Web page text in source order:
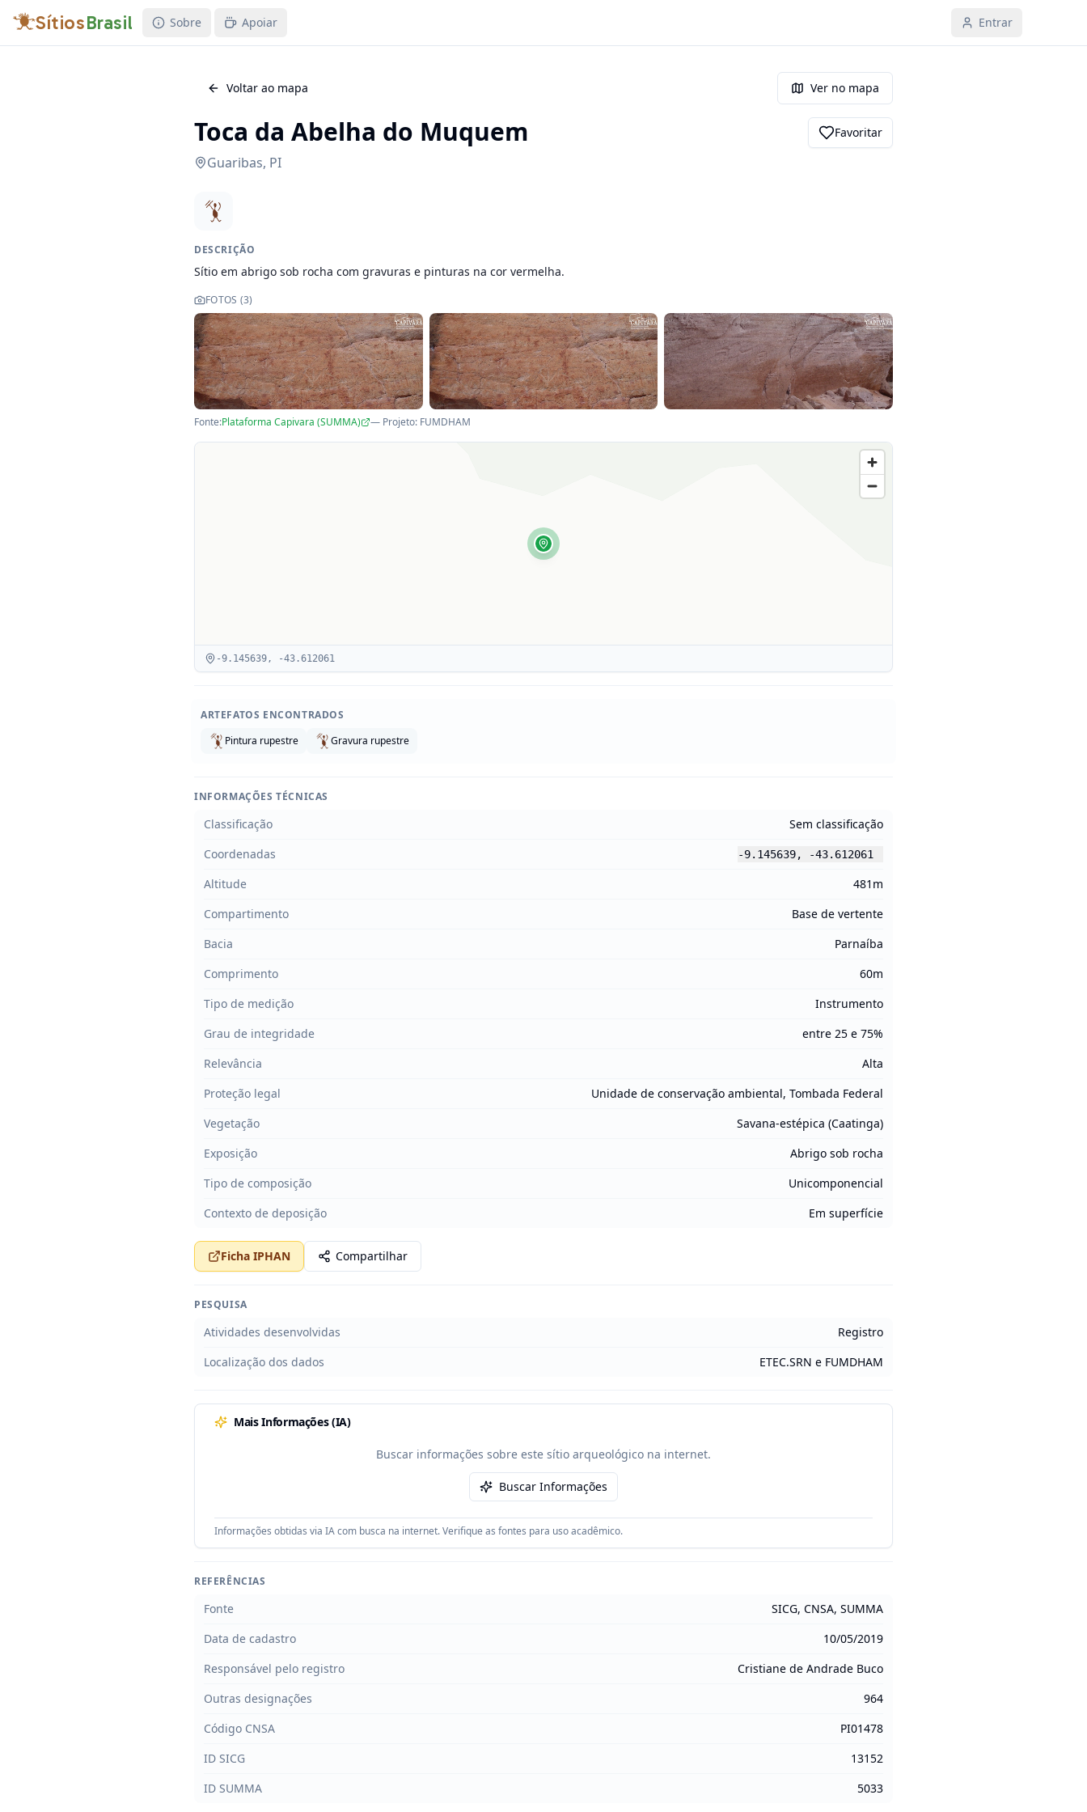
SítiosBrasil Sobre Apoiar Entrar
Voltar ao mapa Ver no mapa
Toca da Abelha do Muquem
Guaribas, PI
Favoritar
DESCRIÇÃO
Sítio em abrigo sob rocha com gravuras e pinturas na cor vermelha.
FOTOS (3)
Fonte:Plataforma Capivara (SUMMA) — Projeto: FUMDHAM
-9.145639, -43.612061
ARTEFATOS ENCONTRADOS
Pintura rupestre
Gravura rupestre
INFORMAÇÕES TÉCNICAS
Classificação
Sem classificação
Coordenadas
-9.145639, -43.612061
Altitude
481m
Compartimento
Base de vertente
Bacia
Parnaíba
Comprimento
60m
Tipo de medição
Instrumento
Grau de integridade
entre 25 e 75%
Relevância
Alta
Proteção legal
Unidade de conservação ambiental, Tombada Federal
Vegetação
Savana-estépica (Caatinga)
Exposição
Abrigo sob rocha
Tipo de composição
Unicomponencial
Contexto de deposição
Em superfície
Ficha IPHAN Compartilhar
PESQUISA
Atividades desenvolvidas
Registro
Localização dos dados
ETEC.SRN e FUMDHAM
Mais Informações (IA)
Buscar informações sobre este sítio arqueológico na internet.
Buscar Informações
Informações obtidas via IA com busca na internet. Verifique as fontes para uso acadêmico.
REFERÊNCIAS
Fonte
SICG, CNSA, SUMMA
Data de cadastro
10/05/2019
Responsável pelo registro
Cristiane de Andrade Buco
Outras designações
964
Código CNSA
PI01478
ID SICG
13152
ID SUMMA
5033